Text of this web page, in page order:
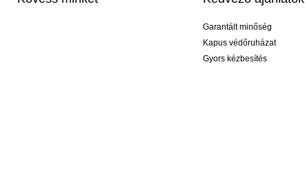
Garantált minőség
Kapus védőruházat
Gyors kézbesítés